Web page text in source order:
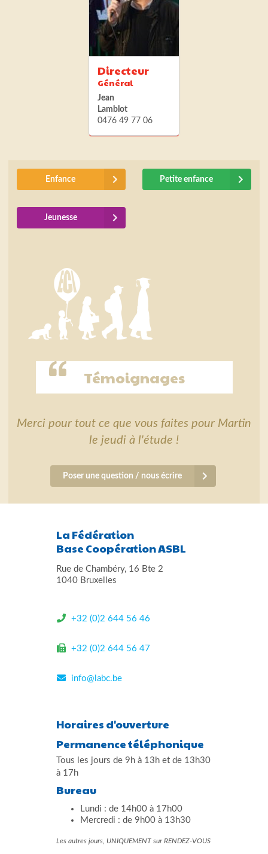
Directeur
Général
Jean
Lamblot
0476 49 77 06
Enfance Petite enfance
Jeunesse
Témoignages
Merci pour tout ce que vous faites pour Martin
le jeudi à l'étude !
Poser une question / nous écrire
La Fédération
Base Coopération ASBL
Rue de Chambéry, 16 Bte 2
1040 Bruxelles
+32 (0)2 644 56 46
+32 (0)2 644 56 47
info@labc.be
Horaires d'ouverture
Permanence téléphonique
Tous les jours de 9h à 13h et de 13h30
à 17h
Bureau
Lundi : de 14h00 à 17h00
Mercredi : de 9h00 à 13h30
Les autres jours, UNIQUEMENT sur RENDEZ-VOUS